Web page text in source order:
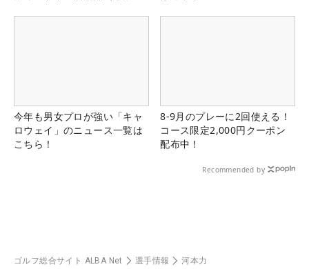
今年も男女プロが強い「キャ
ロウェイ」のニュース一覧は
こちら！
8-9月のプレーに2回使える！
コース限定2,000円クーポン
配布中！
Recommended by
ゴルフ総合サイト ALBA Net 選手情報 河本力